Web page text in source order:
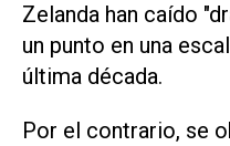
Zelanda han caído
un punto en una
última década.
Por el contrario, se